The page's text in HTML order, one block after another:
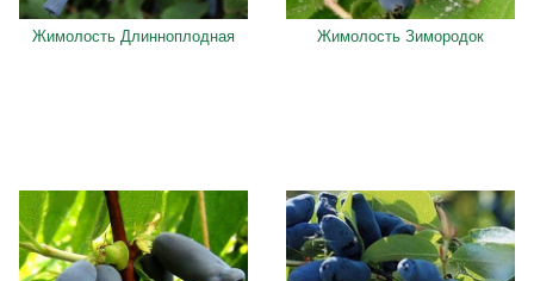
Жимолость Длинноплодная Жимолость Зимородок